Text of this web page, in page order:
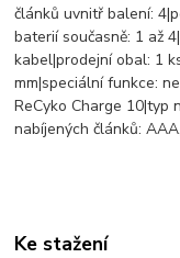
článků uvnitř balení:
baterií současně: 1 až
kabel|prodejní obal: 1
mm|speciální funkce:
ReCyko Charge 10|typ
nabíjených článků:
Ke stažení